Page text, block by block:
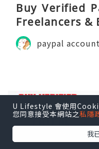
Buy Verified
Freelancers &
paypal
U Lifestyle 會使用
您同意接受本網站之私隱
我